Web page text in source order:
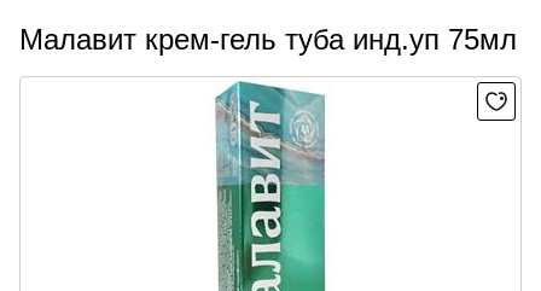
Малавит крем-гель туба инд.уп 75мл